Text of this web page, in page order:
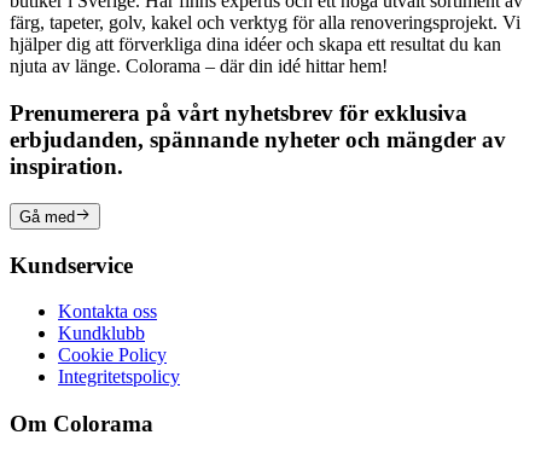
färg, tapeter, golv, kakel och verktyg för alla renoveringsprojekt. Vi
hjälper dig att förverkliga dina idéer och skapa ett resultat du kan
njuta av länge. Colorama – där din idé hittar hem!
Prenumerera på vårt nyhetsbrev för exklusiva
erbjudanden, spännande nyheter och mängder av
inspiration.
Gå med
Kundservice
Kontakta oss
Kundklubb
Cookie Policy
Integritetspolicy
Om Colorama